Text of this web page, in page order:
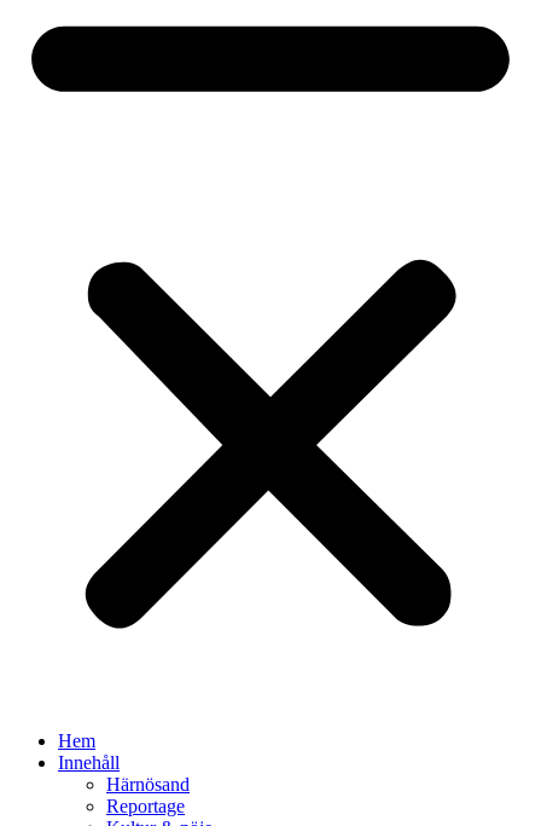
Hem
Innehåll
Härnösand
Reportage